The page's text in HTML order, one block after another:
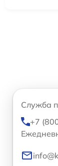
Служба
+7